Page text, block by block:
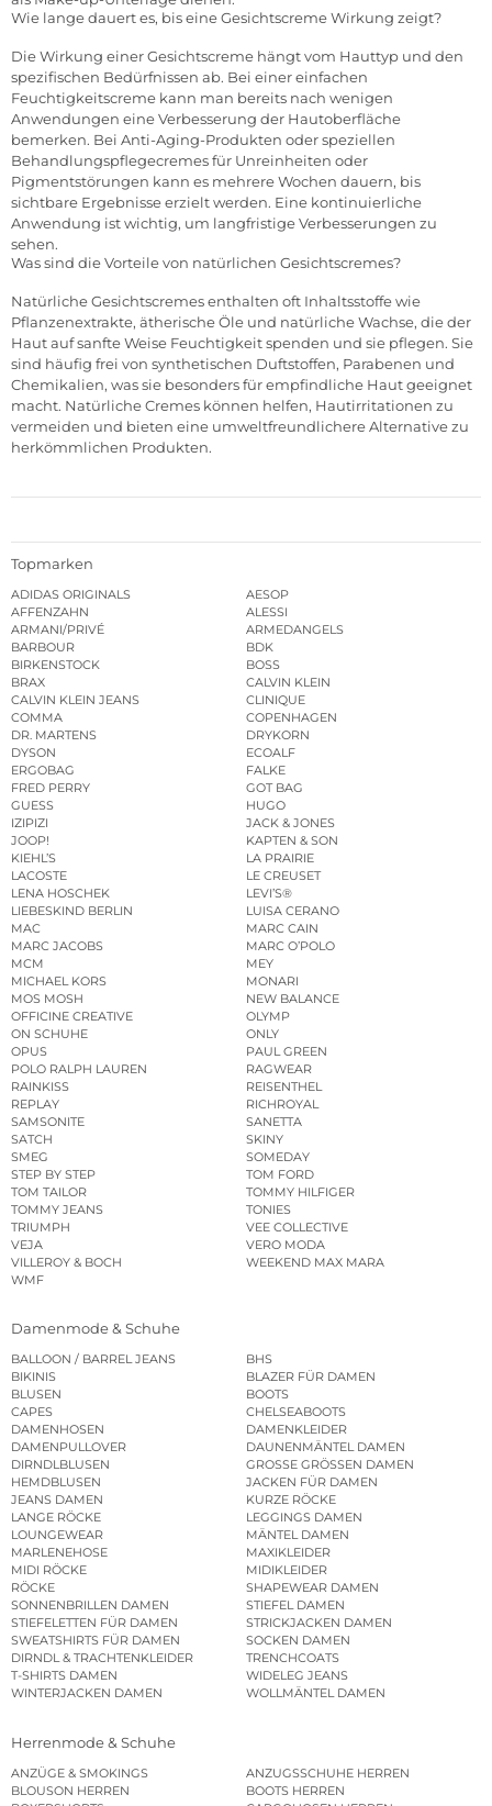
Wie lange dauert es, bis eine Gesichtscreme Wirkung zeigt?
Die Wirkung einer Gesichtscreme hängt vom Hauttyp und den
spezifischen Bedürfnissen ab. Bei einer einfachen
Feuchtigkeitscreme kann man bereits nach wenigen
Anwendungen eine Verbesserung der Hautoberfläche
bemerken. Bei Anti-Aging-Produkten oder speziellen
Behandlungspflegecremes für Unreinheiten oder
Pigmentstörungen kann es mehrere Wochen dauern, bis
sichtbare Ergebnisse erzielt werden. Eine kontinuierliche
Anwendung ist wichtig, um langfristige Verbesserungen zu
sehen.
Was sind die Vorteile von natürlichen Gesichtscremes?
Natürliche Gesichtscremes enthalten oft Inhaltsstoffe wie
Pflanzenextrakte, ätherische Öle und natürliche Wachse, die der
Haut auf sanfte Weise Feuchtigkeit spenden und sie pflegen. Sie
sind häufig frei von synthetischen Duftstoffen, Parabenen und
Chemikalien, was sie besonders für empfindliche Haut geeignet
macht. Natürliche Cremes können helfen, Hautirritationen zu
vermeiden und bieten eine umweltfreundlichere Alternative zu
herkömmlichen Produkten.
Topmarken
ADIDAS ORIGINALS
AESOP
AFFENZAHN
ALESSI
ARMANI/PRIVÉ
ARMEDANGELS
BARBOUR
BDK
BIRKENSTOCK
BOSS
BRAX
CALVIN KLEIN
CALVIN KLEIN JEANS
CLINIQUE
COMMA
COPENHAGEN
DR. MARTENS
DRYKORN
DYSON
ECOALF
ERGOBAG
FALKE
FRED PERRY
GOT BAG
GUESS
HUGO
IZIPIZI
JACK & JONES
JOOP!
KAPTEN & SON
KIEHL’S
LA PRAIRIE
LACOSTE
LE CREUSET
LENA HOSCHEK
LEVI’S®
LIEBESKIND BERLIN
LUISA CERANO
MAC
MARC CAIN
MARC JACOBS
MARC O’POLO
MCM
MEY
MICHAEL KORS
MONARI
MOS MOSH
NEW BALANCE
OFFICINE CREATIVE
OLYMP
ON SCHUHE
ONLY
OPUS
PAUL GREEN
POLO RALPH LAUREN
RAGWEAR
RAINKISS
REISENTHEL
REPLAY
RICHROYAL
SAMSONITE
SANETTA
SATCH
SKINY
SMEG
SOMEDAY
STEP BY STEP
TOM FORD
TOM TAILOR
TOMMY HILFIGER
TOMMY JEANS
TONIES
TRIUMPH
VEE COLLECTIVE
VEJA
VERO MODA
VILLEROY & BOCH
WEEKEND MAX MARA
WMF
Damenmode & Schuhe
BALLOON / BARREL JEANS
BHS
BIKINIS
BLAZER FÜR DAMEN
BLUSEN
BOOTS
CAPES
CHELSEABOOTS
DAMENHOSEN
DAMENKLEIDER
DAMENPULLOVER
DAUNENMÄNTEL DAMEN
DIRNDLBLUSEN
GROSSE GRÖSSEN DAMEN
HEMDBLUSEN
JACKEN FÜR DAMEN
JEANS DAMEN
KURZE RÖCKE
LANGE RÖCKE
LEGGINGS DAMEN
LOUNGEWEAR
MÄNTEL DAMEN
MARLENEHOSE
MAXIKLEIDER
MIDI RÖCKE
MIDIKLEIDER
RÖCKE
SHAPEWEAR DAMEN
SONNENBRILLEN DAMEN
STIEFEL DAMEN
STIEFELETTEN FÜR DAMEN
STRICKJACKEN DAMEN
SWEATSHIRTS FÜR DAMEN
SOCKEN DAMEN
DIRNDL & TRACHTENKLEIDER
TRENCHCOATS
T-SHIRTS DAMEN
WIDELEG JEANS
WINTERJACKEN DAMEN
WOLLMÄNTEL DAMEN
Herrenmode & Schuhe
ANZÜGE & SMOKINGS
ANZUGSSCHUHE HERREN
BLOUSON HERREN
BOOTS HERREN